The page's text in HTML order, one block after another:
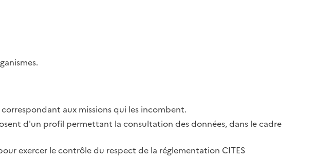
aux missions qui les incombent.
d'un profil permettant la consultation des données, dans le cadre
exercer le contrôle du respect de la réglementation CITES